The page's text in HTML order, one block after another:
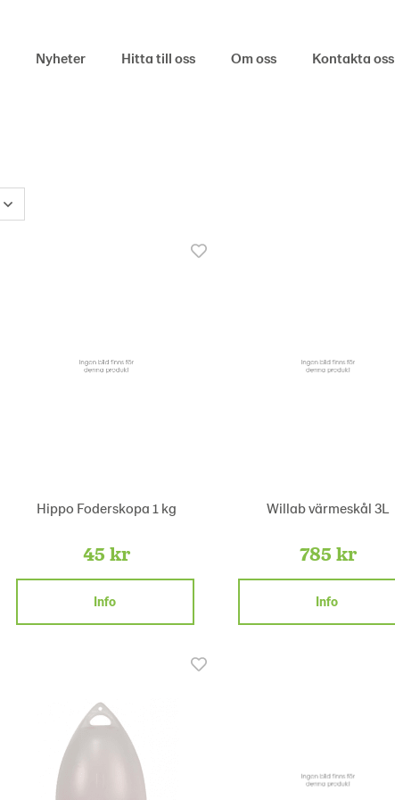
Nyheter Hitta till oss Om oss Kontakta oss
Hippo Foderskopa 1 kg
45 kr
Info
Willab värmeskål 3L
785 kr
Info